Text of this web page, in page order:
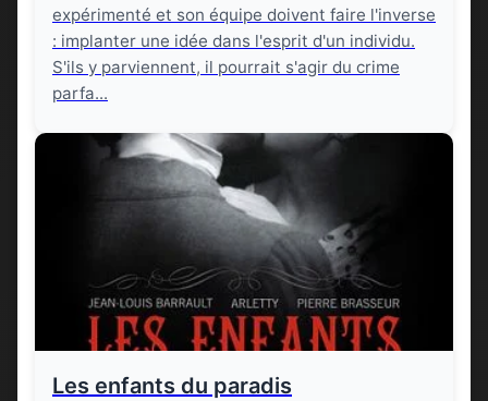
expérimenté et son équipe doivent faire l'inverse
: implanter une idée dans l'esprit d'un individu.
S'ils y parviennent, il pourrait s'agir du crime
parfa...
Les enfants du paradis